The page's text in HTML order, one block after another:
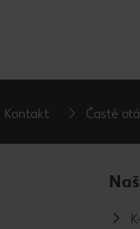
Kontakt Časté